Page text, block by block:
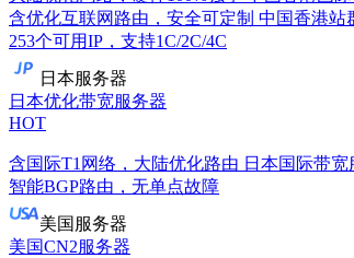
含优化互联网路由，安全可定制 中国香港站
253个可用IP，支持1C/2C/4C
日本服务器
日本优化带宽服务器
HOT
含国际T1网络，大陆优化路由 日本国际带宽
智能BGP路由，无单点故障
美国服务器
美国CN2服务器